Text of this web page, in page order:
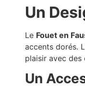
Un
Le Fouet en
accents dorés.
plaisir avec des
Un